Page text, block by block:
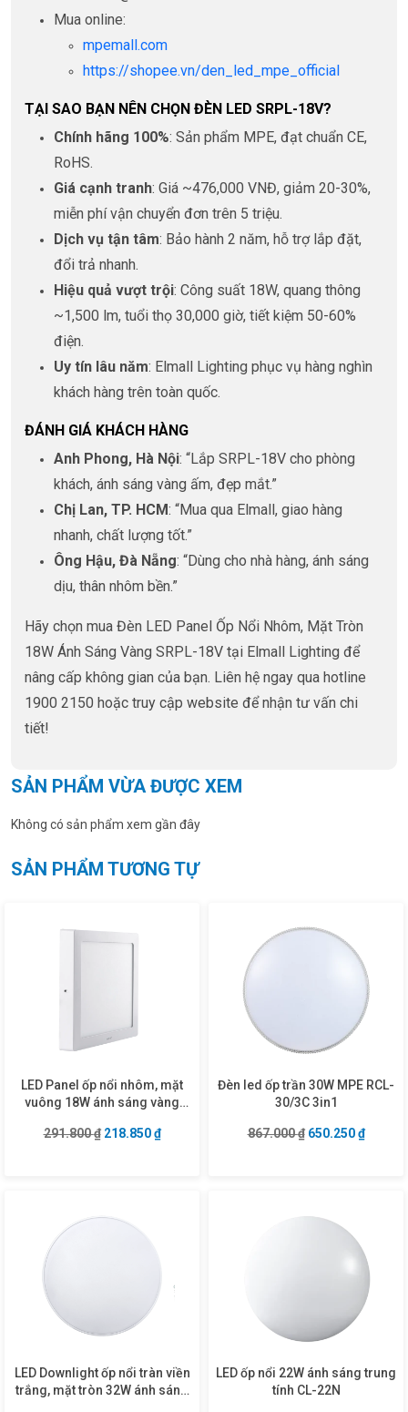
Mua online:
mpemall.com
https://shopee.vn/den_led_mpe_official
TẠI SAO BẠN NÊN CHỌN ĐÈN LED SRPL-18V?
Chính hãng 100%: Sản phẩm MPE, đạt chuẩn CE,
RoHS.
Giá cạnh tranh: Giá ~476,000 VNĐ, giảm 20-30%,
miễn phí vận chuyển đơn trên 5 triệu.
Dịch vụ tận tâm: Bảo hành 2 năm, hỗ trợ lắp đặt,
đổi trả nhanh.
Hiệu quả vượt trội: Công suất 18W, quang thông
~1,500 lm, tuổi thọ 30,000 giờ, tiết kiệm 50-60%
điện.
Uy tín lâu năm: Elmall Lighting phục vụ hàng nghìn
khách hàng trên toàn quốc.
ĐÁNH GIÁ KHÁCH HÀNG
Anh Phong, Hà Nội: “Lắp SRPL-18V cho phòng
khách, ánh sáng vàng ấm, đẹp mắt.”
Chị Lan, TP. HCM: “Mua qua Elmall, giao hàng
nhanh, chất lượng tốt.”
Ông Hậu, Đà Nẵng: “Dùng cho nhà hàng, ánh sáng
dịu, thân nhôm bền.”
Hãy chọn mua Đèn LED Panel Ốp Nổi Nhôm, Mặt Tròn
18W Ánh Sáng Vàng SRPL-18V tại Elmall Lighting để
nâng cấp không gian của bạn. Liên hệ ngay qua hotline
1900 2150 hoặc truy cập website để nhận tư vấn chi
tiết!
SẢN PHẨM VỪA ĐƯỢC XEM
Không có sản phẩm xem gần đây
SẢN PHẨM TƯƠNG TỰ
LED Panel ốp nổi nhôm, mặt
vuông 18W ánh sáng vàng
291.800₫ Giá gốc là: 291.800 ₫.
218.850₫Giá hiện tại là: 218.850 ₫.
Đèn led ốp trần 30W MPE RCL-
30/3C 3in1
867.000₫ Giá gốc là:
650.250₫Giá
LED Downlight ốp nổi tràn viền
trắng, mặt tròn 32W ánh sáng
LED ốp nổi 22W ánh sáng trung
tính CL-22N